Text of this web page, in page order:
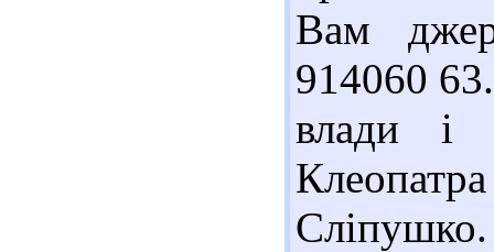
Вам
914060
влади і